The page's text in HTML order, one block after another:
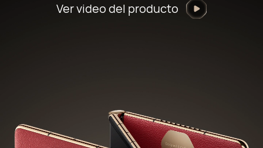
Ver video del producto